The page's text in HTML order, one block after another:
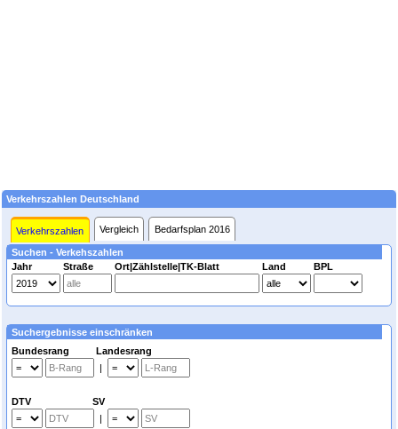
Verkehrszahlen Deutschland
Verkehrszahlen Vergleich Bedarfsplan 2016
Suchen - Verkehszahlen
Jahr
Straße Ort|Zählstelle|TK-Blatt Land BPL
Suchergebnisse einschränken
Bundesrang Landesrang
|
DTV SV
|